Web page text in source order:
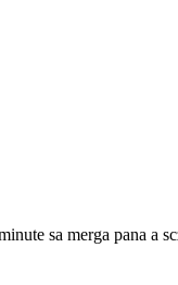
sa merga pana a